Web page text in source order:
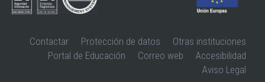
Contactar Protección de datos
Otras instituciones
Portal de Educación
Correo web
Accesibilidad
Aviso Legal